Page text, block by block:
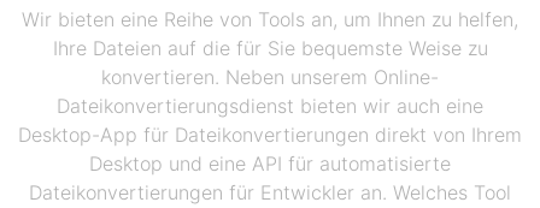
Wir bieten eine Reihe von Tools an, um Ihnen zu helfen,
Ihre Dateien auf die für Sie bequemste Weise zu
konvertieren. Neben unserem Online-
Dateikonvertierungsdienst bieten wir auch eine
Desktop-App für Dateikonvertierungen direkt von Ihrem
Desktop und eine API für automatisierte
Dateikonvertierungen für Entwickler an. Welches Tool